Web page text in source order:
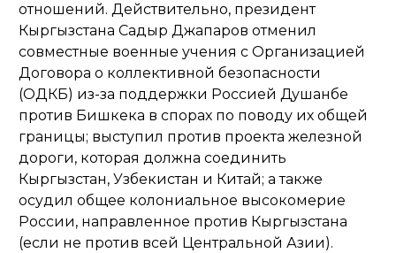
отношений. Действительно, президент
Кыргызстана Садыр Джапаров отменил
совместные военные учения с Организацией
Договора о коллективной безопасности
(ОДКБ) из-за поддержки Россией Душанбе
против Бишкека в спорах по поводу их общей
границы; выступил против проекта железной
дороги, которая должна соединить
Кыргызстан, Узбекистан и Китай; а также
осудил общее колониальное высокомерие
России, направленное против Кыргызстана
(если не против всей Центральной Азии).